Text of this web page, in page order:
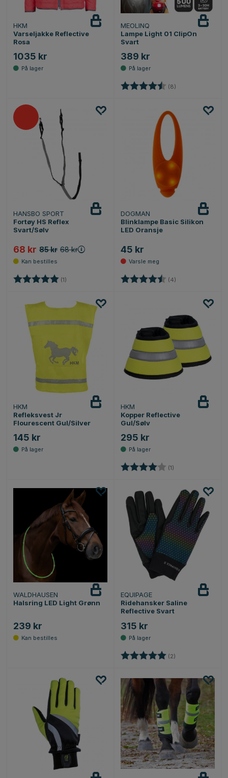
HKM
Varseljakke Reflective
Rosa
1035 kr
MEOLINQ
Lampe Light 01 ClipOn
Svart
389 kr
Karakter: (8)
HANSBO SPORT
Fortøy HS Reflex
Svart/Sølv
68 kr 85 kr 68 kr
Karakter: (1)
DOGMAN
Blinklampe Basic Silikon
LED Oransje
45 kr
Karakter: (4)
HKM
Refleksvest Jr
Flourescent Gul/Silver
145 kr
HKM
Kopper Reflective
Gul/Sølv
295 kr
Karakter: (1)
WALDHAUSEN
Halsring LED Light Grønn
239 kr
EQUIPAGE
Ridehansker Saline
Reflective Svart
315 kr
Karakter: (2)